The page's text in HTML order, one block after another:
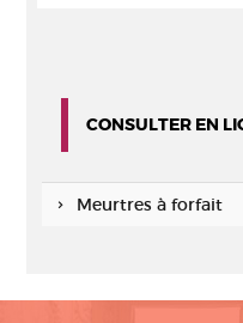
CONSULTER EN
Meurtres à forfait